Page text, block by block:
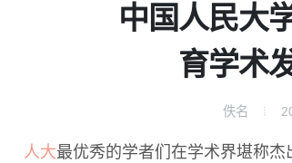
中国人民大
育学术
佚名
人大最优秀的学者们在学术界堪称